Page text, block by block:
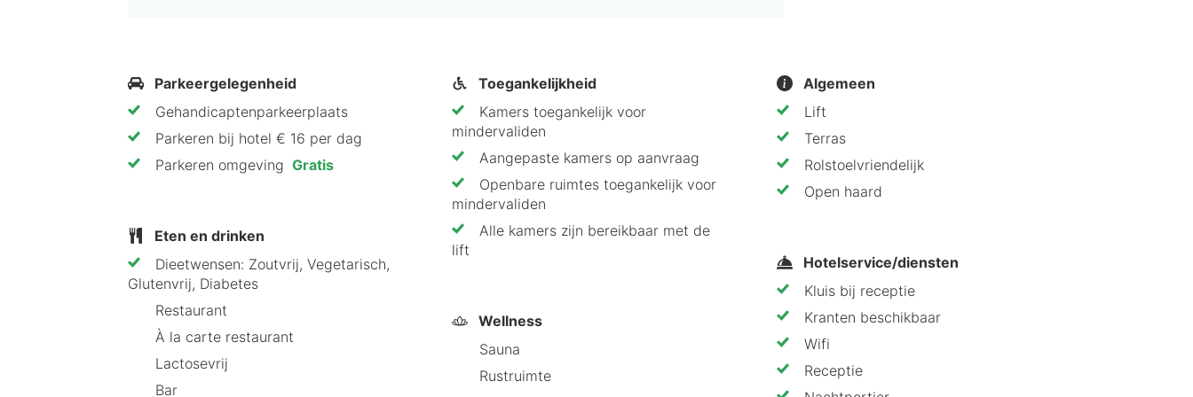
Finse sauna
Romeins stoombad
Rustruimte
Waarom HotelSpecials het Best Western soibelmanns Lutherstadt Wittenberg aanbeveelt
Vier redenen om het Best Western soibelmanns Lutherstadt Wittenberg te boeken:
Centrale ligging tussen de belangrijkste bezienswaardigheden
Ideaal startpunt voor een stedentrip in Wittenberg
Ontspannende wellnessruimte
Goed bereikbaar vanaf het station (ICE-station ca. 500 m)
Tips van HotelSpecials
Parkeergelegenheid
Gehandicaptenparkeerplaats
Parkeren bij hotel € 16 per dag
Parkeren omgeving Gratis
Eten en drinken
Glutenvrij, Diabetes
Restaurant
À la carte restaurant
Lactosevrij
Bar
Toegankelijkheid
mindervaliden
Aangepaste kamers op aanvraag
mindervaliden
Alle kamers zijn bereikbaar met de
lift
Wellness
Sauna
Rustruimte
Algemeen
Lift
Terras
Rolstoelvriendelijk
Open haard
Hotelservice/diensten
Kluis bij receptie
Kranten beschikbaar
Wifi
Receptie